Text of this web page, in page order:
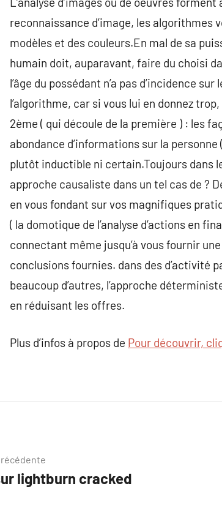
reconnaissance d’image, les algorithmes
modèles et des couleurs.En mal de sa
humain doit, auparavant, faire du choisi
l’âge du possédant n’a pas d’incidence
l’algorithme, car si vous lui en donnez
2ème ( qui découle de la première ) : les
abondance d’informations sur la
plutôt inductible ni certain.Toujours dans
approche causaliste dans un tel cas de ?
en vous fondant sur vos magnifiques
( la domotique de l’analyse d’actions en
connectant même jusqu’à vous fournir
conclusions fournies. dans des d’activité
beaucoup d’autres, l’approche
en réduisant les offres.
Plus d’infos à propos de Pour découvrir,
lightburn cracked